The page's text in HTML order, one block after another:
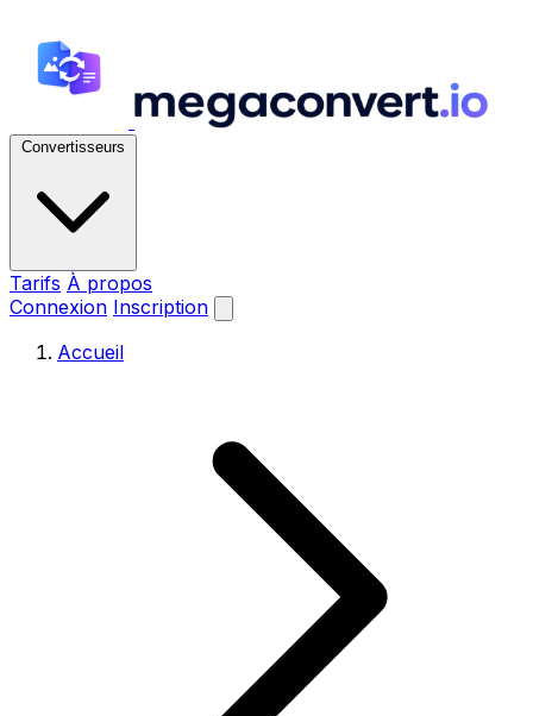
Convertisseurs
Tarifs À propos
Connexion Inscription
Accueil